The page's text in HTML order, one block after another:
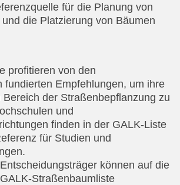
für die Planung von
die Platzierung von Bäumen
profitieren von den
fundierten Empfehlungen, um ihre
Bereich der Straßenbepflanzung zu
und
finden in der GALK-Liste
für Studien und
können auf die
Straßenbaumliste